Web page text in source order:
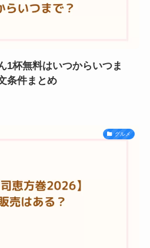
1杯無料はいつからいつま
条件まとめ
グルメ